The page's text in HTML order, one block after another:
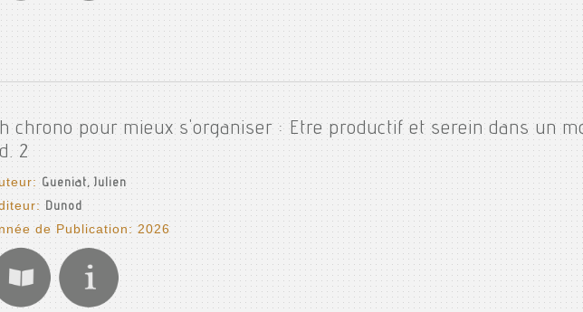
chrono pour mieux s'organiser : Etre productif et serein dans un
2
Gueniat, Julien
Dunod
de Publication: 2026